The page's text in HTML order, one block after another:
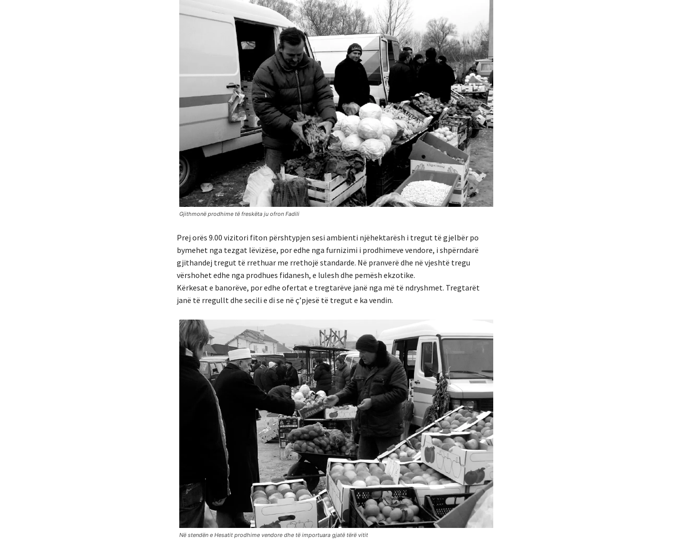
Gjithmonë prodhime të freskëta ju ofron Fadili
Prej orës 9.00 vizitori fiton përshtypjen sesi ambienti njëhektarësh i tregut të gjelbër po
bymehet nga tezgat lëvizëse, por edhe nga furnizimi i prodhimeve vendore, i shpërndarë
gjithandej tregut të rrethuar me rrethojë standarde. Në pranverë dhe në vjeshtë tregu
vërshohet edhe nga prodhues fidanesh, e lulesh dhe pemësh ekzotike.
Kërkesat e banorëve, por edhe ofertat e tregtarëve janë nga më të ndryshmet. Tregtarët
janë të rregullt dhe secili e di se në ç’pjesë të tregut e ka vendin.
Në stendën e Hesatit prodhime vendore dhe të importuara gjatë tërë vitit